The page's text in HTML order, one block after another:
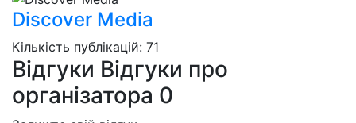
Discover Media
Кількість публікацій: 71
Відгуки Відгуки про
організатора 0